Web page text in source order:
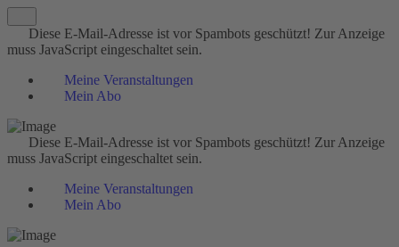
Diese E-Mail-Adresse ist vor Spambots geschützt! Zur Anzeige
muss JavaScript eingeschaltet sein.
Meine Veranstaltungen
Mein Abo
Diese E-Mail-Adresse ist vor Spambots geschützt! Zur Anzeige
muss JavaScript eingeschaltet sein.
Meine Veranstaltungen
Mein Abo